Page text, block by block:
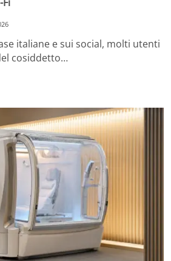
italiane e sui social, molti utenti
cosiddetto…